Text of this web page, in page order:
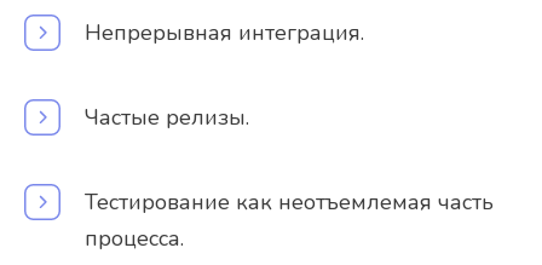
Непрерывная интеграция.
Частые релизы.
Тестирование как неотъемлемая часть
процесса.